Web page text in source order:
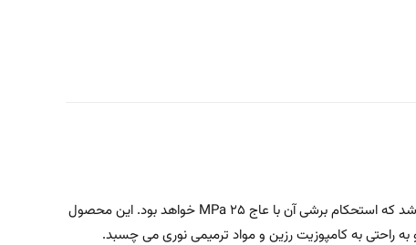
دارای خاصیت چسبندگی بسیار بالا به دندان و کامپوزیت رزینی است. نوع این باندینگ wet bonding می باشد که استحکام برشی آن با عاج ۲۵ MPa خواهد بود. این محصول